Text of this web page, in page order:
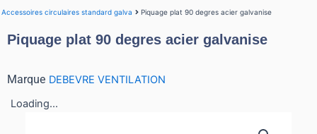
Accessoires circulaires standard galva Piquage plat 90 degres acier galvanise
Piquage plat 90 degres acier galvanise
Marque DEBEVRE VENTILATION
Loading...